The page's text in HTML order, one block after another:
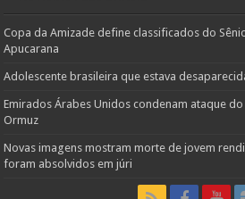
Copa da Amizade define classificados do
Apucarana
Adolescente brasileira que estava
Emirados Árabes Unidos condenam ataque
Ormuz
Novas imagens mostram morte de jovem
foram absolvidos em júri